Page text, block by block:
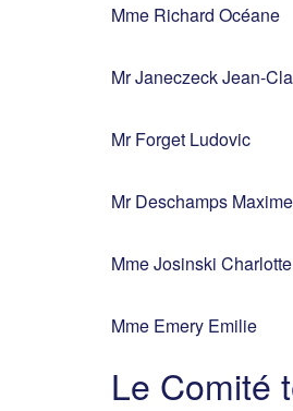
Mme Richard Océane
Mr Janeczeck Jean-
Mr Forget Ludovic
Mr Deschamps Maxime
Mme Josinski Charlotte
Mme Emery Emilie
Le Comité